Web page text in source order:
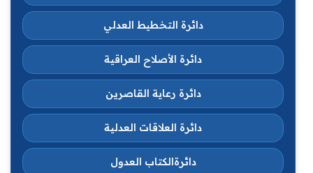
دائرة التخطيط العدلي
دائرة الأصلاح العراقية
دائرة رعاية القاصرين
دائرة العلاقات العدلية
دائرةالكتاب العدول